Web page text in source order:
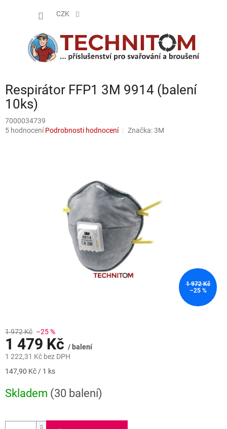
CZK
Respirátor FFP1 3M 9914 (balení
10ks)
7000034739
Průměrné
5 hodnocení Podrobnosti hodnocení Značka:3M
1 972 Kč
–25 %
1 972 Kč –25 %
1 479 Kč / balení
1 222,31 Kč bez DPH
Měrná
147,90 Kč / 1 ks
Skladem (30 balení)